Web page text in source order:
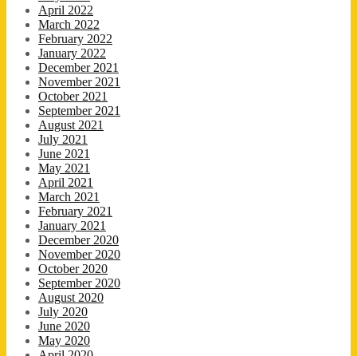
April 2022
March 2022
February 2022
January 2022
December 2021
November 2021
October 2021
September 2021
August 2021
July 2021
June 2021
May 2021
April 2021
March 2021
February 2021
January 2021
December 2020
November 2020
October 2020
September 2020
August 2020
July 2020
June 2020
May 2020